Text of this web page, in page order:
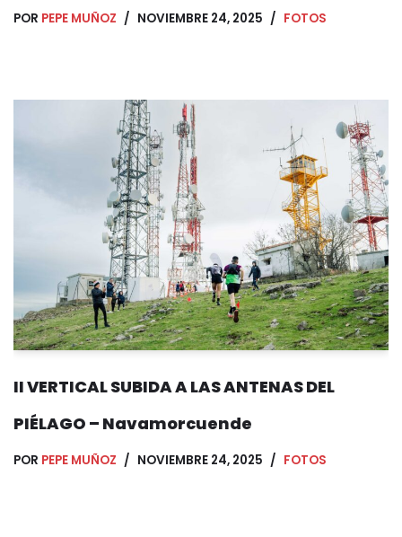
POR PEPE MUÑOZ NOVIEMBRE 24, 2025 FOTOS
II VERTICAL SUBIDA A LAS ANTENAS DEL
PIÉLAGO – Navamorcuende
POR PEPE MUÑOZ NOVIEMBRE 24, 2025 FOTOS